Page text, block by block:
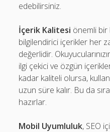
edebilirsiniz.
İçerik Kalitesi önemli bir
bilgilendirici içerikler her
değerlidir.
ilgi çekici ve özgün
kadar kaliteli olursa,
uzun süre kalır. Bu da
hazırlar.
Mobil Uyumluluk, SEO